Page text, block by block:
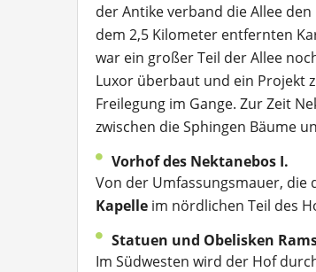
der Antike verband die Allee
dem 2,5 Kilometer entfernten
war ein großer Teil der Allee
Luxor überbaut und ein Projekt
Freilegung im Gange. Zur Zeit
zwischen die Sphingen Bäume
Vorhof des Nektanebos I.
Von der Umfassungsmauer,
Kapelle im nördlichen Teil des
Statuen und Obelisken
Im Südwesten wird der Hof